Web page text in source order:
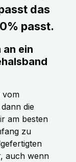
das
passt.
an ein
vom
die
am besten
zu
auch wenn